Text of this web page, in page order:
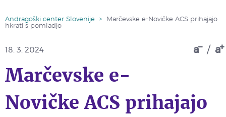
Andragoški center Slovenije >
Marčevske e-Novičke ACS prihajajo
hkrati s pomladjo
a / a
18. 3. 2024
Marčevske e-
Novičke ACS prihajajo